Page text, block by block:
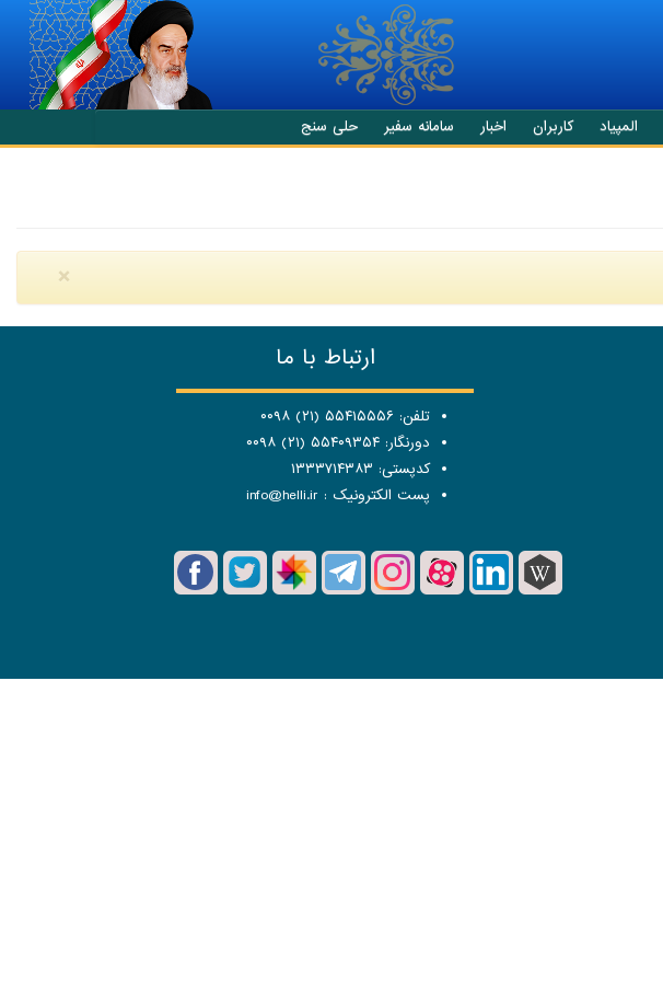
المپیاد کاربران اخبار سامانه سفیر حلی سنج
×
ارتباط با ما
تلفن: ۵۵۴۱۵۵۵۶ (۲۱) ۰۰۹۸
دورنگار: ۵۵۴۰۹۳۵۴ (۲۱) ۰۰۹۸
کدپستی: ۱۳۳۳۷۱۴۳۸۳
پست الکترونیک : info@helli.ir